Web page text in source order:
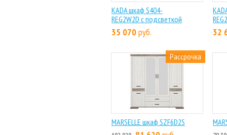
KADA шкаф S404-
REG2W2D с подсветкой
35 070руб. 32
Рассрочка
MARSELLE шкаф SZF6D2S